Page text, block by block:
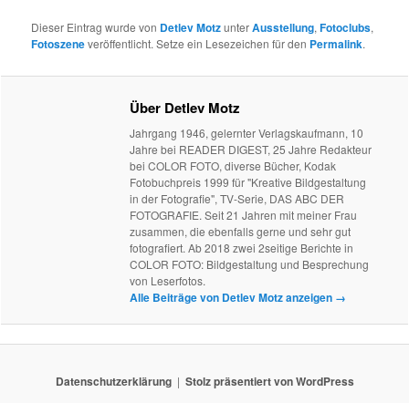
Dieser Eintrag wurde von Detlev MotzunterAusstellung,Fotoclubs,
Fotoszeneveröffentlicht. Setze ein Lesezeichen für den Permalink.
Über Detlev Motz
Jahrgang 1946, gelernter Verlagskaufmann, 10
Jahre bei READER DIGEST, 25 Jahre Redakteur
bei COLOR FOTO, diverse Bücher, Kodak
Fotobuchpreis 1999 für "Kreative Bildgestaltung
in der Fotografie", TV-Serie, DAS ABC DER
FOTOGRAFIE. Seit 21 Jahren mit meiner Frau
zusammen, die ebenfalls gerne und sehr gut
fotografiert. Ab 2018 zwei 2seitige Berichte in
COLOR FOTO: Bildgestaltung und Besprechung
von Leserfotos.
Alle Beiträge von Detlev Motz anzeigen →
Datenschutzerklärung Stolz präsentiert von WordPress